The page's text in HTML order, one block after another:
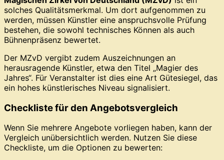
solches Qualitätsmerkmal. Um dort aufgenommen zu
werden, müssen Künstler eine anspruchsvolle Prüfung
bestehen, die sowohl technisches Können als auch
Bühnenpräsenz bewertet.
Der MZvD vergibt zudem Auszeichnungen an
herausragende Künstler, etwa den Titel „Magier des
Jahres“. Für Veranstalter ist dies eine Art Gütesiegel, das
ein hohes künstlerisches Niveau signalisiert.
Checkliste für den Angebotsvergleich
Wenn Sie mehrere Angebote vorliegen haben, kann der
Vergleich unübersichtlich werden. Nutzen Sie diese
Checkliste, um die Optionen zu bewerten: